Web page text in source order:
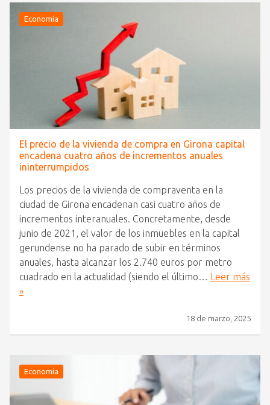
Economía
El precio de la vivienda de compra en Girona capital
encadena cuatro años de incrementos anuales
ininterrumpidos
Los precios de la vivienda de compraventa en la
ciudad de Girona encadenan casi cuatro años de
incrementos interanuales. Concretamente, desde
junio de 2021, el valor de los inmuebles en la capital
gerundense no ha parado de subir en términos
anuales, hasta alcanzar los 2.740 euros por metro
cuadrado en la actualidad (siendo el último… Leer más
»
18 de marzo, 2025
Economía